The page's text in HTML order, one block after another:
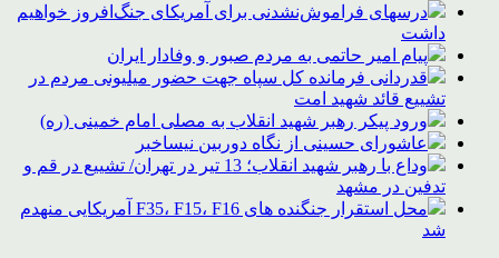
درسهای فراموش‌نشدنی برای آمریکای جنگ‌افروز خواهیم
داشت
پیام امیر حاتمی به مردم صبور و وفادار ایران
قدردانی فرمانده کل سپاه جهت حضور میلیونی مردم در
تشییع قائد شهید امت
ورود پیکر رهبر شهید انقلاب به مصلی امام خمینی (ره)
عاشورای حسینی از نگاه دوربین نیساخبر
وداع با رهبر شهید انقلاب؛ 13 تیر در تهران/ تشییع در قم و
تدفین در مشهد
محل استقرار جنگنده های F35، F15، F16 آمریکایی منهدم
شد